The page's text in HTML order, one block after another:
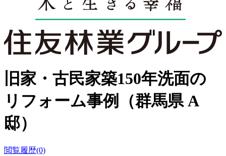
旧家・古民家築150年洗面の
リフォーム事例（群馬県 A
邸）
閲覧履歴(0)